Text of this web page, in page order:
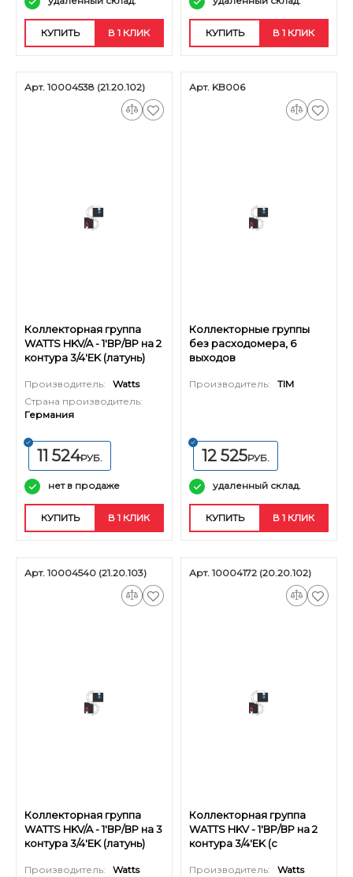
КУПИТЬ В 1 КЛИК КУПИТЬ В 1 КЛИК
Арт. 10004538 (21.20.102)
Коллекторная группа
WATTS HKV/A - 1'ВР/ВР на 2
контура 3/4'EK (латунь)
Производитель:
Watts
Страна производитель:
Германия
11 524РУБ.
нет в продаже
КУПИТЬ В 1 КЛИК
Арт. KB006
Коллекторные группы
без расходомера, 6
выходов
Производитель: TIM
12 525РУБ.
удаленный склад.
КУПИТЬ В 1 КЛИК
Арт. 10004540 (21.20.103)
Коллекторная группа
WATTS HKV/A - 1'ВР/ВР на 3
контура 3/4'EK (латунь)
Производитель:
Watts
Арт. 10004172 (20.20.102)
Коллекторная группа
WATTS HKV - 1'ВР/ВР на 2
контура 3/4'EK (с
Производитель:
Watts